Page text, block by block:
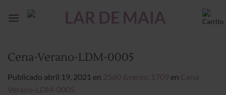
Cena-Verano-LDM-0005
Publicado abril 19, 2021 en 2560 &veces; 1709 en Cena-
Verano-LDM-0005